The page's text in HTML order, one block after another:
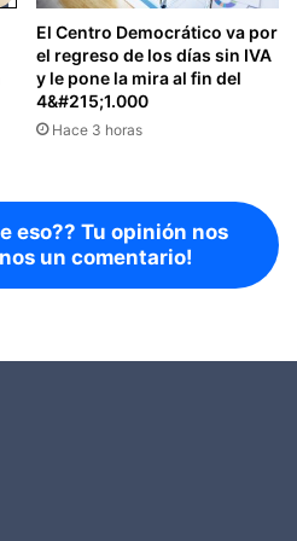
El Centro Democrático va por
el regreso de los días sin IVA
y le pone la mira al fin del
4&#215;1.000
Hace 3 horas
eso?? Tu opinión nos
un comentario!